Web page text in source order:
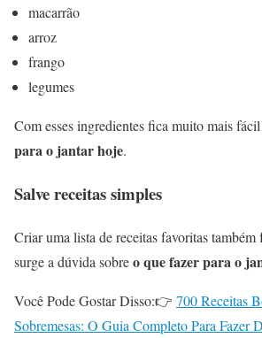
macarrão
arroz
frango
legumes
Com esses ingredientes fica muito mais
para o jantar hoje.
Salve receitas simples
Criar uma lista de receitas favoritas
surge a dúvida sobreo que fazer para o
Você Pode Gostar Disso:👉 700 Receitas
Sobremesas: O Guia Completo Para Fazer